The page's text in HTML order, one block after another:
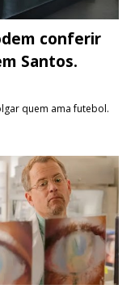
conferir
Santos.
quem ama futebol.